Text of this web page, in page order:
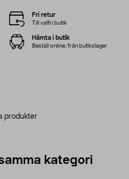
produkter
Fri retur
Till valfri butik
Hämta i butik
Beställ online, från butikslager
kategori